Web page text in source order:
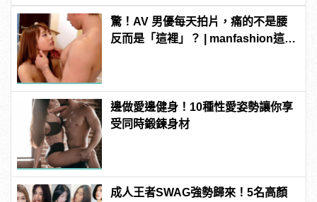
驚！AV 男優每天拍片，痛的不是腰
反而是「這裡」？ | manfashion這樣
邊做愛邊健身！10種性愛姿勢讓你享
受同時鍛鍊身材
成人王者SWAG強勢歸來！5名高顏